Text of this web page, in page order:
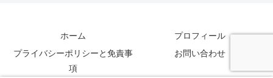
ホーム
プロフィール
プライバシーポリシーと免責事
項
お問い合わせ